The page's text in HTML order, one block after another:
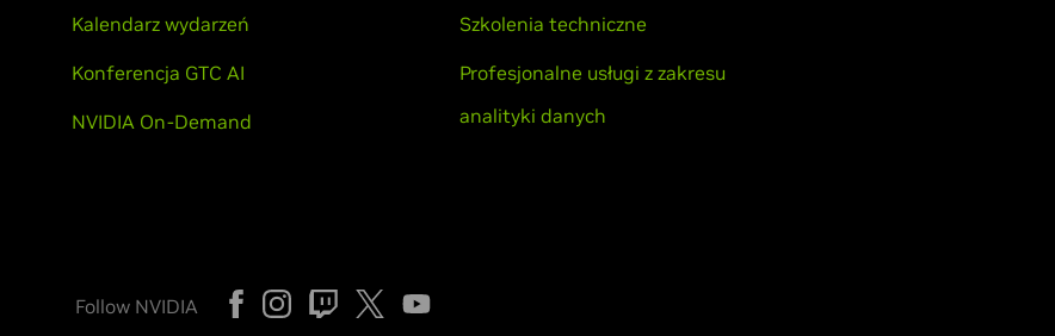
Kalendarz wydarzeń
Konferencja GTC AI
NVIDIA On-Demand
Szkolenia techniczne
Profesjonalne usługi z zakresu
analityki danych
Follow NVIDIA